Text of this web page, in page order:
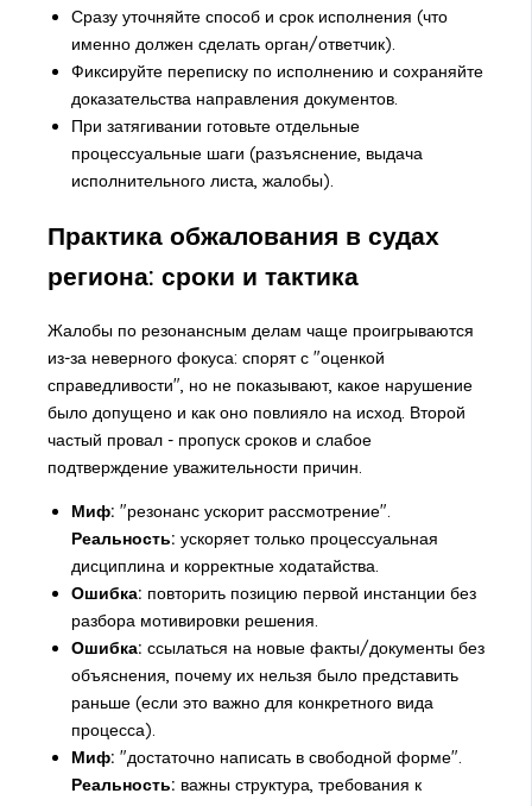
Сразу уточняйте способ и срок исполнения (что
именно должен сделать орган/ответчик).
Фиксируйте переписку по исполнению и сохраняйте
доказательства направления документов.
При затягивании готовьте отдельные
процессуальные шаги (разъяснение, выдача
исполнительного листа, жалобы).
Практика обжалования в судах
региона: сроки и тактика
Жалобы по резонансным делам чаще проигрываются
из-за неверного фокуса: спорят с "оценкой
справедливости", но не показывают, какое нарушение
было допущено и как оно повлияло на исход. Второй
частый провал - пропуск сроков и слабое
подтверждение уважительности причин.
Миф: "резонанс ускорит рассмотрение".
Реальность: ускоряет только процессуальная
дисциплина и корректные ходатайства.
Ошибка: повторить позицию первой инстанции без
разбора мотивировки решения.
Ошибка: ссылаться на новые факты/документы без
объяснения, почему их нельзя было представить
раньше (если это важно для конкретного вида
процесса).
Миф: "достаточно написать в свободной форме".
Реальность: важны структура, требования к